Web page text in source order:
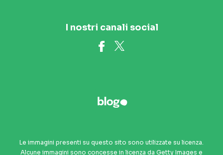
I nostri canali social
Le immagini presenti su questo sito sono utilizzate su licenza.
Alcune immagini sono concesse in licenza da Getty Images e